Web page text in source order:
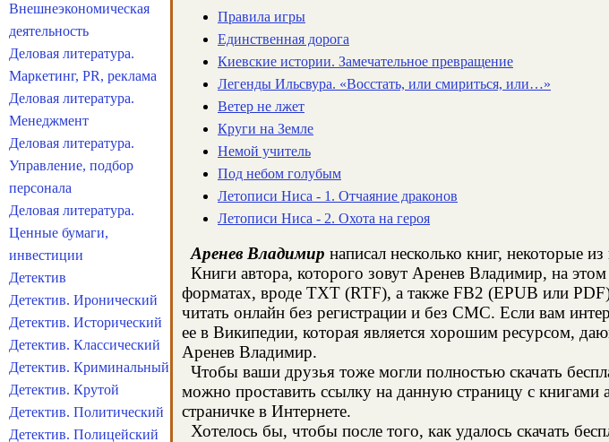
Правила игры
Единственная дорога
Киевские истории. Замечательное превращение
Легенды Ильсвура. «Восстать, или смириться, или…»
Ветер не лжет
Круги на Земле
Немой учитель
Под небом голубым
Летописи Ниса - 1. Отчаяние драконов
Летописи Ниса - 2. Охота на героя
Аренев Владимир написал несколько книг, некоторые
Книги автора, которого зовут Аренев Владимир, на
форматах, вроде TXT (RTF), а также FB2 (EPUB или
читать онлайн без регистрации и без СМС. Если вам
ее в Википедии, которая является хорошим ресурсом,
Аренев Владимир.
Чтобы ваши друзья тоже могли полностью скачать
можно проставить ссылку на данную страницу с книгами
страничке в Интернете.
Хотелось бы, чтобы после того, как удалось скачать
Внешнеэкономическая
деятельность
Деловая литература.
Маркетинг, PR, реклама
Деловая литература.
Менеджмент
Деловая литература.
Управление, подбор
персонала
Деловая литература.
Ценные бумаги,
инвестиции
Детектив
Детектив. Иронический
Детектив. Исторический
Детектив. Классический
Детектив. Криминальный
Детектив. Крутой
Детектив. Политический
Детектив. Полицейский